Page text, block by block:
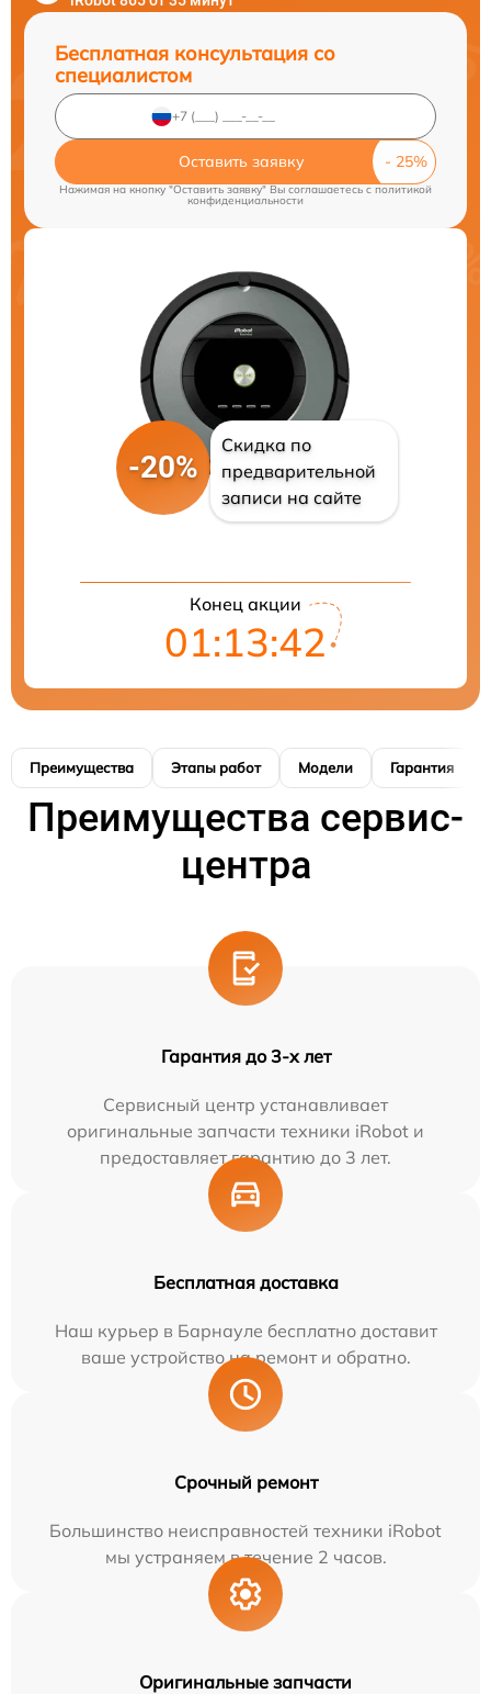
Бесплатная консультация со
специалистом
Оставить заявку
Нажимая на кнопку "Оставить заявку" Вы соглашаетесь cполитикой
конфиденциальности
-20%
Скидка по
предварительной
записи на сайте
Конец акции
01:13:41
Преимущества Этапы работ Модели Гарантия
Преимущества сервис-
центра
Гарантия до 3-х лет
Сервисный центр устанавливает
оригинальные запчасти техники iRobot и
предоставляет гарантию до 3 лет.
Бесплатная доставка
Наш курьер в Барнауле бесплатно доставит
ваше устройство на ремонт и обратно.
Срочный ремонт
Большинство неисправностей техники iRobot
мы устраняем в течение 2 часов.
Оригинальные запчасти